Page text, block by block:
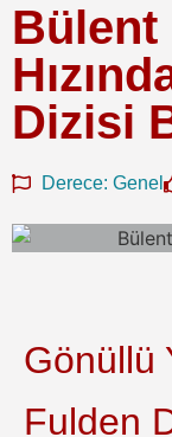
Bülent
Dizisi
Derece: Genel
Gönüllü
Fulden